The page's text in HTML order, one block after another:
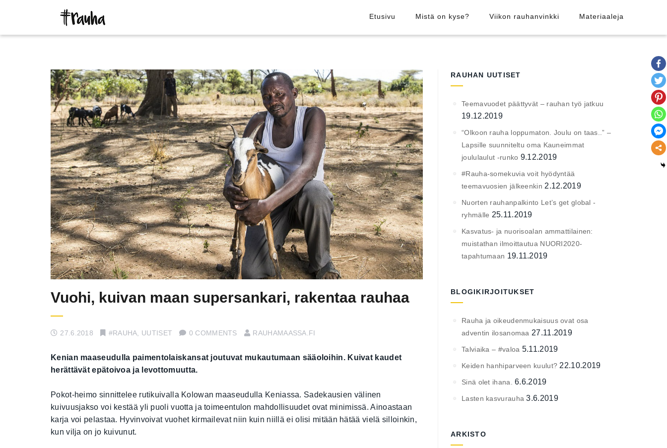
Etusivu Mistä on kyse? Viikon rauhanvinkki Materiaaleja
Vuohi, kuivan maan supersankari, rakentaa rauhaa
27.6.2018 #RAUHA, UUTISET 0 COMMENTS RAUHAMAASSA.FI
Kenian maaseudulla paimentolaiskansat joutuvat mukautumaan sääoloihin. Kuivat kaudet
herättävät epätoivoa ja levottomuutta.
Pokot-heimo sinnittelee rutikuivalla Kolowan maaseudulla Keniassa. Sadekausien välinen
kuivuusjakso voi kestää yli puoli vuotta ja toimeentulon mahdollisuudet ovat minimissä. Ainoastaan
karja voi pelastaa. Hyvinvoivat vuohet kirmailevat niin kuin niillä ei olisi mitään hätää vielä silloinkin,
kun vilja on jo kuivunut.
RAUHAN UUTISET
Teemavuodet päättyvät – rauhan työ jatkuu
19.12.2019
“Olkoon rauha loppumaton. Joulu on taas..” –
Lapsille suunniteltu oma Kauneimmat
joululaulut -runko 9.12.2019
#Rauha-somekuvia voit hyödyntää
teemavuosien jälkeenkin 2.12.2019
Nuorten rauhanpalkinto Let’s get global -
ryhmälle 25.11.2019
Kasvatus- ja nuorisoalan ammattilainen:
muistathan ilmoittautua NUORI2020-
tapahtumaan 19.11.2019
BLOGIKIRJOITUKSET
Rauha ja oikeudenmukaisuus ovat osa
adventin ilosanomaa 27.11.2019
Talviaika – #valoa 5.11.2019
Keiden hanhiparveen kuulut? 22.10.2019
Sinä olet ihana. 6.6.2019
Lasten kasvurauha 3.6.2019
ARKISTO